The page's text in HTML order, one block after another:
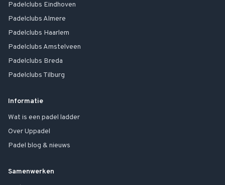
Padelclubs Eindhoven
Padelclubs Almere
Padelclubs Haarlem
Padelclubs Amstelveen
Padelclubs Breda
Padelclubs Tilburg
Informatie
Wat is een padel ladder
Over Uppadel
Padel blog & nieuws
Samenwerken